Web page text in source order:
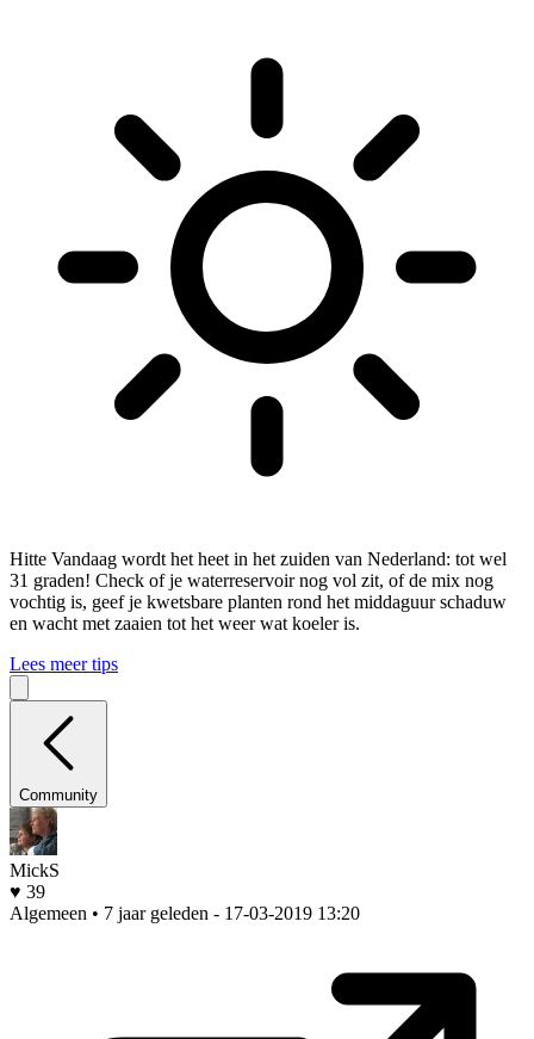
Hitte Vandaag wordt het heet in het zuiden van Nederland: tot wel
31 graden! Check of je waterreservoir nog vol zit, of de mix nog
vochtig is, geef je kwetsbare planten rond het middaguur schaduw
en wacht met zaaien tot het weer wat koeler is.
Lees meer tips
Community
MickS
♥ 39
Algemeen • 7 jaar geleden - 17-03-2019 13:20